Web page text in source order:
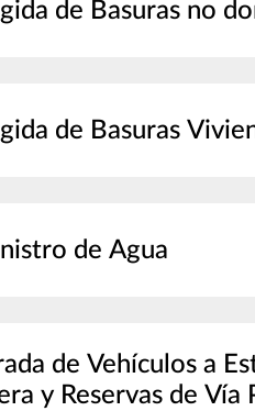
de Basuras no
de Basuras
de Agua
de Vehículos a
y Reservas de Vía